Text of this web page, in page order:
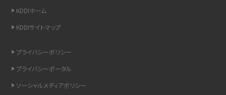
スマホのウィジェットとは？iPhone・Androidの設定方法やおススメを紹介
リプライ機能とは？LINE、X（旧Twitter）、Instagram、TikTokで送る方法を解説
インスタのDMの送り方は？便利機能の使い方や注意点をわかりやすく解説
KDDIホーム
KDDIサイトマップ
プライバシーポリシー
プライバシーポータル
ソーシャルメディアポリシー